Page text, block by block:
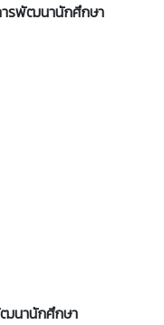
ารพัฒนานักศึกษา
ฒนานักศึกษา